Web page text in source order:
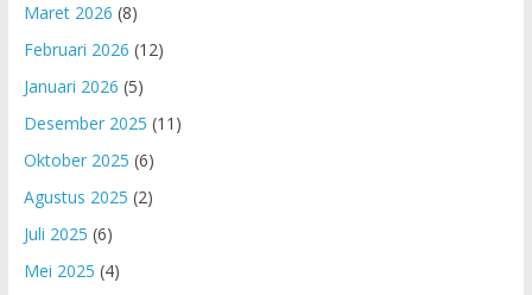
Maret 2026 (8)
Februari 2026 (12)
Januari 2026 (5)
Desember 2025 (11)
Oktober 2025 (6)
Agustus 2025 (2)
Juli 2025 (6)
Mei 2025 (4)